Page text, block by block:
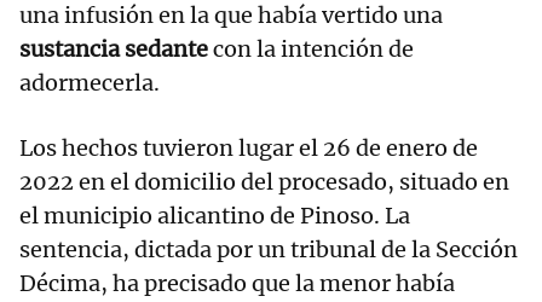
una infusión en la que había vertido una
sustancia sedantecon la intención de
adormecerla.
Los hechos tuvieron lugar el 26 de enero de
2022 en el domicilio del procesado, situado en
el municipio alicantino de Pinoso. La
sentencia, dictada por un tribunal de la Sección
Décima, ha precisado que la menor había